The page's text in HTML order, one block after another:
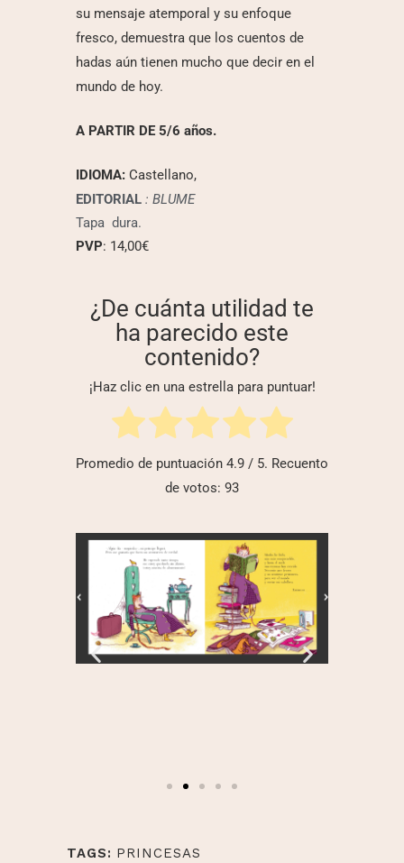
su mensaje atemporal y su enfoque
fresco, demuestra que los cuentos de
hadas aún tienen mucho que decir en el
mundo de hoy.
A PARTIR DE 5/6 años.
IDIOMA: Castellano,
EDITORIAL : BLUME
Tapa dura.
PVP: 14,00€
¿De cuánta utilidad te
ha parecido este
contenido?
¡Haz clic en una estrella para puntuar!
Promedio de puntuación 4.9 / 5. Recuento
de votos: 93
TAGS: PRINCESAS